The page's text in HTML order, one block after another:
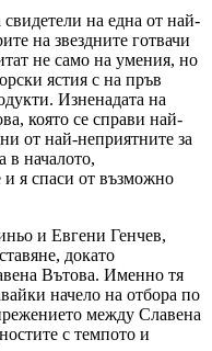
свидетели на една от най-
на звездните готвачи
не само на умения, но
ястия с на пръв
Изненадата на
която се справи най-
от най-неприятните за
в началото,
я спаси от възможно
и Евгени Генчев,
докато
Вътова. Именно тя
начело на отбора по
между Славена
с темпото и